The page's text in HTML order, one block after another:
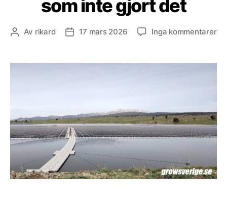
som inte gjort det
Inläggsförfattare
Av rikard Inläggsdatum
17 mars 2026 Inga kommentarertill
för